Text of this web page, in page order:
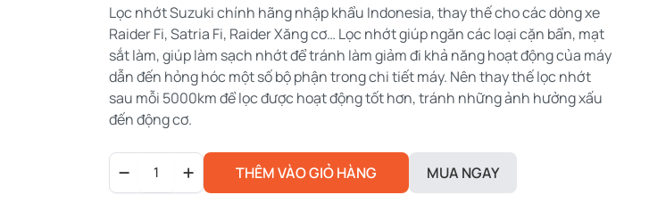
Lọc nhớt Suzuki chính hãng nhập khẩu Indonesia, thay thế cho các dòng xe
Raider Fi, Satria Fi, Raider Xăng cơ… Lọc nhớt giúp ngăn các loại cặn bẩn, mạt
sắt làm, giúp làm sạch nhớt để tránh làm giảm đi khả năng hoạt động của máy
dẫn đến hỏng hóc một số bộ phận trong chi tiết máy. Nên thay thế lọc nhớt
sau mỗi 5000km để lọc được hoạt động tốt hơn, tránh những ảnh hưởng xấu
đến động cơ.
nhớt
Suzuki
THÊM VÀO GIỎ HÀNG MUA NGAY